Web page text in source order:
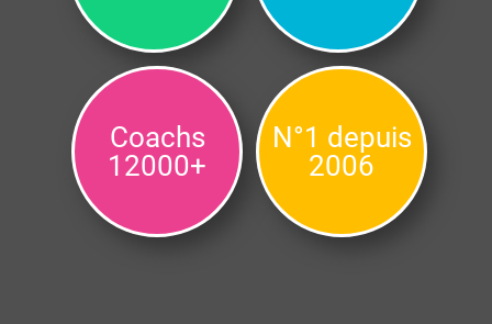
Coachs
12000+
N°1 depuis
2006